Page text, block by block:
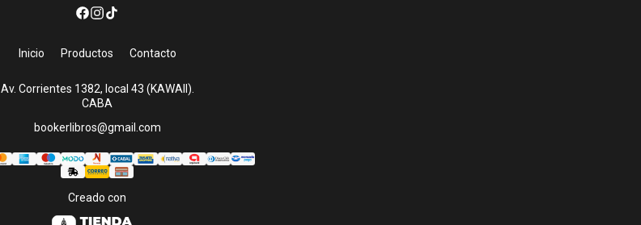
Inicio Productos Contacto
Av. Corrientes 1382, local 43 (KAWAII).
CABA
bookerlibros@gmail.com
Creado con